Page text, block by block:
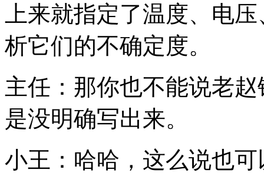
上来就指定了温度、电
析它们的不确定度。
主任：那你也不能说老
是没明确写出来。
小王：哈哈，这么说也